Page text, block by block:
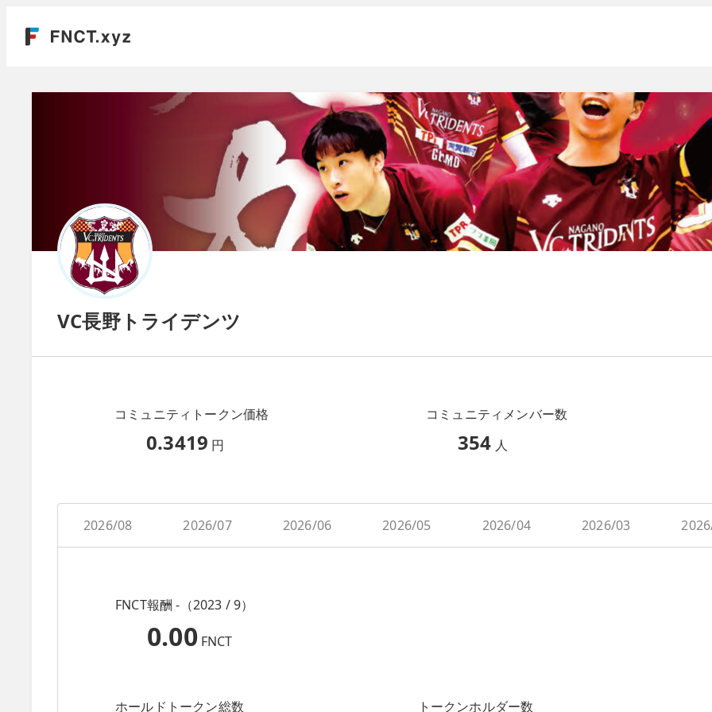
VC長野トライデンツ
コミュニティトークン価格
0.3419 円
コミュニティメンバー数
354 人
2026/08 2026/07 2026/06 2026/05 2026/04 2026/03
FNCT報酬 -（2023 / 9）
0.00 FNCT
ホールドトークン総数 トークンホルダー数